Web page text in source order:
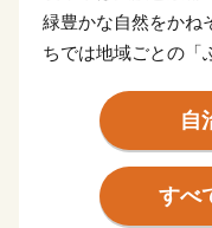
緑豊かな自然をかね
ちでは地域ごとの「
盛んで、いつも多
墳や貴重な歴史文
文学賞作家である川
ど歴史文化が豊か
自
すべ